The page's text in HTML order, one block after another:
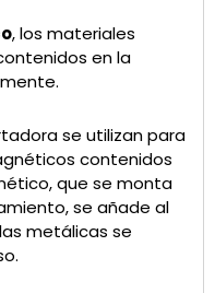
, los materiales
en la
se utilizan para
contenidos
que se monta
se añade al
metálicas se